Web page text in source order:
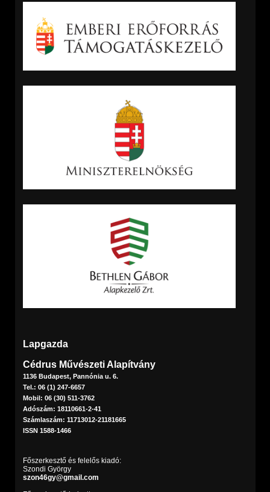
Lapgazda
Cédrus Művészeti Alapítvány
1136 Budapest, Pannónia u. 6.
Tel.: 06 (1) 247-6657
Mobil: 06 (30) 511-3762
Adószám: 18110661-2-41
Számlaszám: 11713012-21181665
ISSN 1588-1466
Főszerkesztő és felelős kiadó:
Szondi György
szon46gy@gmail.com